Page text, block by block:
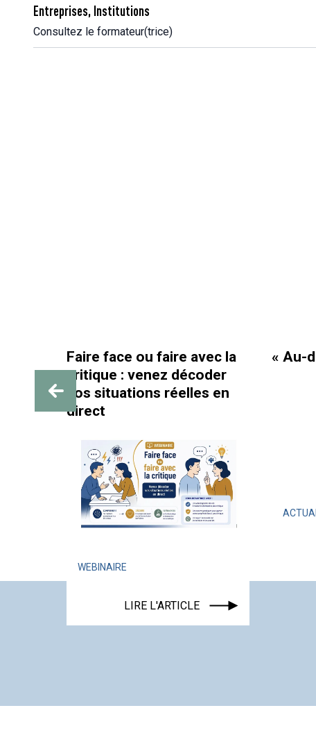
Entreprises, Institutions
Consultez le formateur(trice)
face ou faire avec la
: venez décoder
situations réelles en
LIRE L'ARTICLE
« Au-delà des
ACTUALITÉ
LIRE